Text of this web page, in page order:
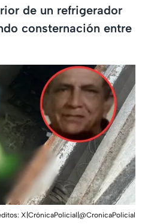
de un refrigerador
consternación entre
X|CrónicaPolicial|@CronicaPolicial